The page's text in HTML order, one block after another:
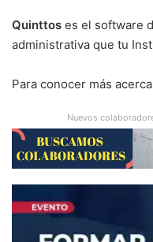
Quinttos es el software
administrativa que tu
Para conocer más
Nuevos